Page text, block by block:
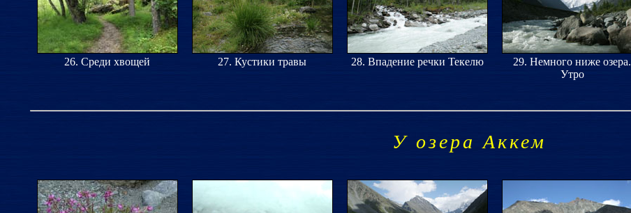
26. Среди хвощей 27. Кустики травы 28. Впадение речки Текелю
29. Немного ниже озера.
Утро
У озера Аккем